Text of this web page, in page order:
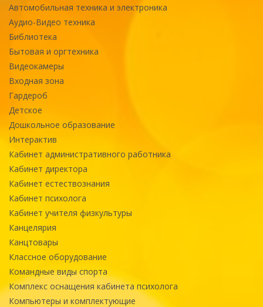
Автомобильная техника и электроника
Аудио-Видео техника
Библиотека
Бытовая и оргтехника
Видеокамеры
Входная зона
Гардероб
Детское
Дошкольное образование
Интерактив
Кабинет административного работника
Кабинет директора
Кабинет естествознания
Кабинет психолога
Кабинет учителя физкультуры
Канцелярия
Канцтовары
Классное оборудование
Командные виды спорта
Комплекс оснащения кабинета психолога
Компьютеры и комплектующие